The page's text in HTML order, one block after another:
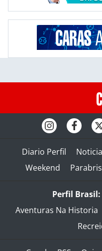
Diario Perfil
Weekend
Perfil Brasil:
Aventuras Na Historia